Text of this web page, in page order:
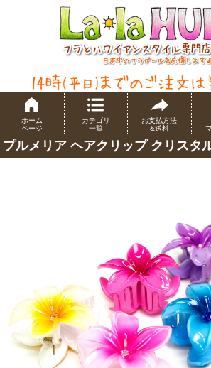
ホーム
ページ
カテゴリ
一覧
お支払方法
&送料
プルメリア ヘアクリップ クリスタ